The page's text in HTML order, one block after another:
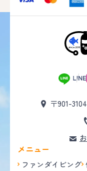
〒901-3104
メニュー
ファンダイビング